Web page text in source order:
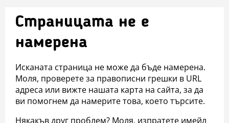
Страницата не е
намерена
Исканата страница не може да бъде намерена.
Моля, проверете за правописни грешки в URL
адреса или вижте нашата карта на сайта, за да
ви помогнем да намерите това, което търсите.
Някакъв друг проблем? Моля, изпратете имейл